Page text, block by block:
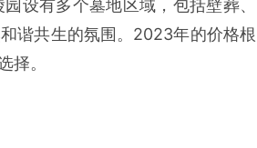
设有多个墓地区域，包括壁葬、
谐共生的氛围。2023年的价格根
择。